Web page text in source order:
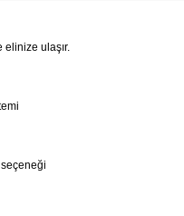
ulaşır.